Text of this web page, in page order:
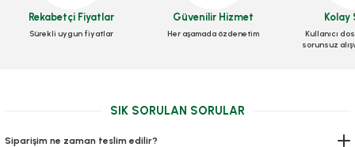
Stok Kodu 0125
Rekabetçi Fiyatlar
Sürekli uygun fiyatlar
Güvenilir Hizmet
Her aşamada özdenetim
Kolay
Kullanıcı
sorunsuz
SIK SORULAN SORULAR
Siparişim ne zaman teslim edilir?